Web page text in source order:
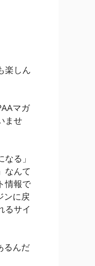
楽しん
マガ
ませ
る」
なんて
情報で
ンに戻
るサイ
るんだ